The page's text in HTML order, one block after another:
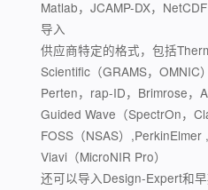
Matlab，JCAMP-DX，
导入
供应商特定的格式，包括
Scientific（GRAMS，OMNIC
Perten，rap-ID，Brimrose，
Guided Wave（SpectrOn，
FOSS（NSAS）,PerkinElmer
Viavi（MicroNIR Pro）
还可以导入Design-Expert和